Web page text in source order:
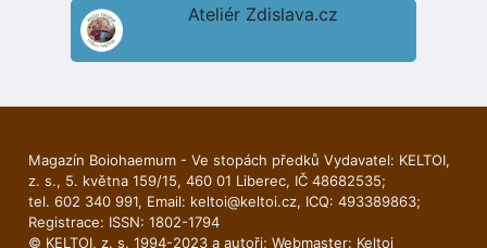
Ateliér Zdislava.cz
Magazín Boiohaemum - Ve stopách předků Vydavatel: KELTOI,
z. s., 5. května 159/15, 460 01 Liberec, IČ 48682535;
tel. 602 340 991, Email: keltoi@keltoi.cz, ICQ: 493389863;
Registrace: ISSN: 1802-1794
© KELTOI, z. s. 1994-2023 a autoři; Webmaster: Keltoi